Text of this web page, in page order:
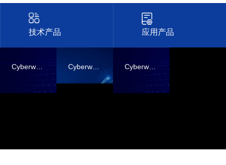
技术产品 应用产品
CyberwIIOS CyberwIIOS 嵌入式版 CyberwIIOS 云服务版